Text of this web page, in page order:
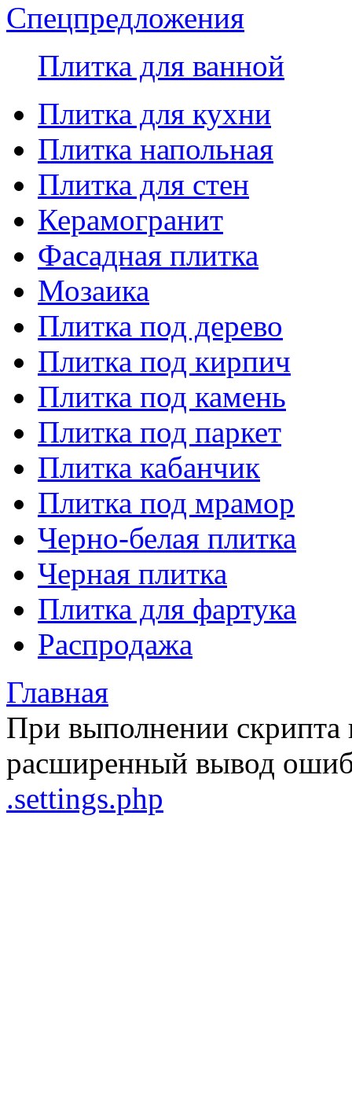
Спецпредложения
Плитка для ванной
Плитка для кухни
Плитка напольная
Плитка для стен
Керамогранит
Фасадная плитка
Мозаика
Плитка под дерево
Плитка под кирпич
Плитка под камень
Плитка под паркет
Плитка кабанчик
Плитка под мрамор
Черно-белая плитка
Черная плитка
Плитка для фартука
Распродажа
Главная
При выполнении
расширенный вывод
.settings.php